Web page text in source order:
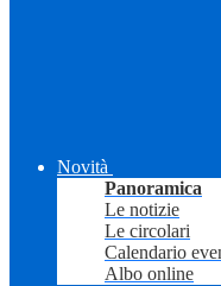
Novità
Panoramica
Le notizie
Le circolari
Calendario
Albo online